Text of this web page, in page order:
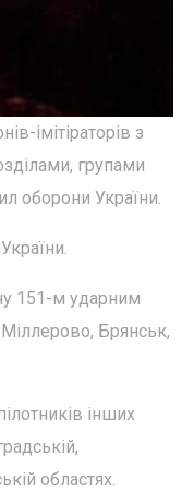
імітіраторів з
групами
оборони України.
151-м ударним
Міллерово, Брянськ,
інших
областях.